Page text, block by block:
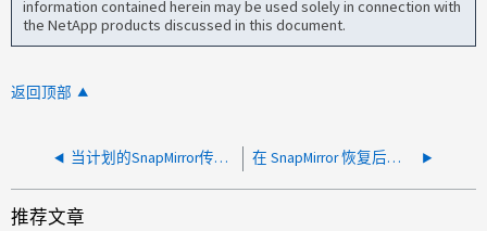
information contained herein may be used solely in connection with
the NetApp products discussed in this document.
返回顶部
当计划的SnapMirror传输超出计划窗口时、是否可以发送邮件？ 在 SnapMirror 恢复后，是否可以传输在 quiesce 和 resume 之间更新的数据？
推荐文章